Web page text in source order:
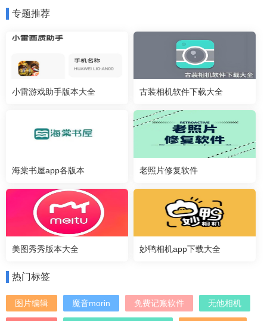
专题推荐
小雷游戏助手版本大全 古装相机软件下载大全
海棠书屋app各版本 老照片修复软件
美图秀秀版本大全 妙鸭相机app下载大全
热门标签
图片编辑 魔音morin 免费记账软件 无他相机